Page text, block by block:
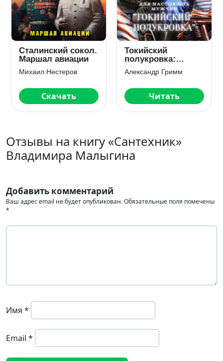
Сталинский сокол.
Маршал авиации
Михаил Нестеров
Скачать
Токийский
полукровка:
Разборки в
средней Тосэн!
Александр Гримм
Читать
Отзывы на книгу «Сантехник»
Владимира Малыгина
Добавить комментарий
Ваш адрес email не будет опубликован.Обязательные поля помечены
*
Имя *
Email *